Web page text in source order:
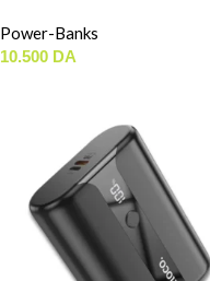
Power-Banks
10.500 DA